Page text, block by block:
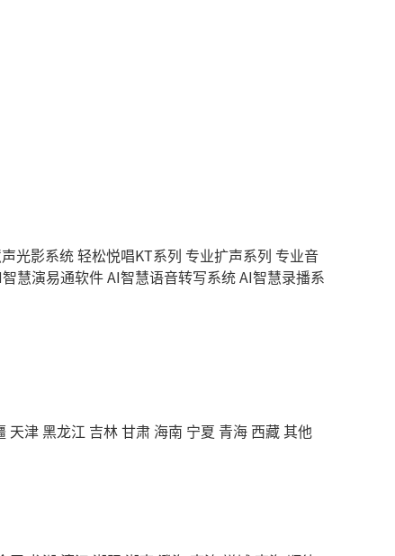
光影系统轻松悦唱KT系列 专业扩声系列 专业音
慧演易通软件AI智慧语音转写系统AI智慧录播系
天津黑龙江 吉林甘肃 海南 宁夏 青海 西藏其他